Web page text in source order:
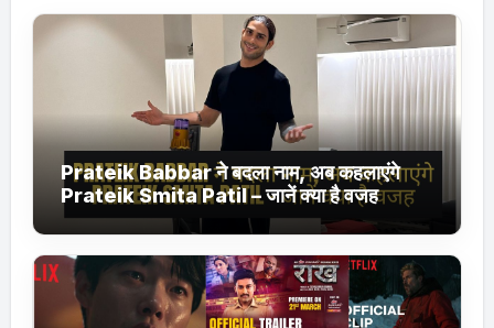
Prateik Babbar ने बदला नाम, अब कहलाएंगे
Prateik Smita Patil – जानें क्या है वजह